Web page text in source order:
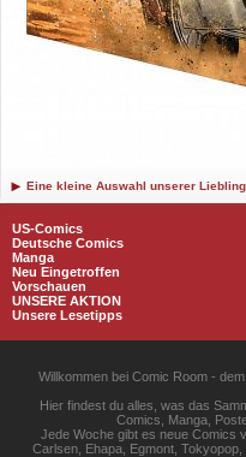
Eine kleine Auswahl unserer
US-Comics
Deutsche Comics
Manga
Neu Eingetroffen
Vorschauen
UNSERE AKTION
Unsere Lesetipps
Willkommen bei Comic Room -
Hier findest du alles, was das
Comics, Manga,
Jede Woche gibt es neue Comics
Carlsen, Ehapa, Egmont,